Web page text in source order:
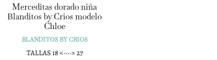
Merceditas dorado niña
Blanditos by Crios modelo
Chloe
BLANDITOS BY CRIOS
TALLAS 18 <····> 27